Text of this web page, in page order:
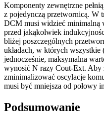
Komponenty zewnętrzne
z pojedynczą przetwornicą. W
DCM musi widzieć minimalną
przed jakąkolwiek
bliżej poszczególnych
układach, w których wszystkie
jednocześnie, maksymalna
wynosić N razy Cout-Ext. Aby
zminimalizować oscylacje
musi być mniejsza od połowy
Podsumowanie